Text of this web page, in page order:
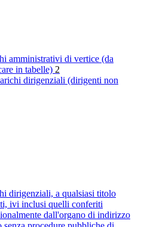
amministrativi di vertice (da
in tabelle) 2
dirigenziali (dirigenti non
dirigenziali, a qualsiasi titolo
ivi inclusi quelli conferiti
dall'organo di indirizzo